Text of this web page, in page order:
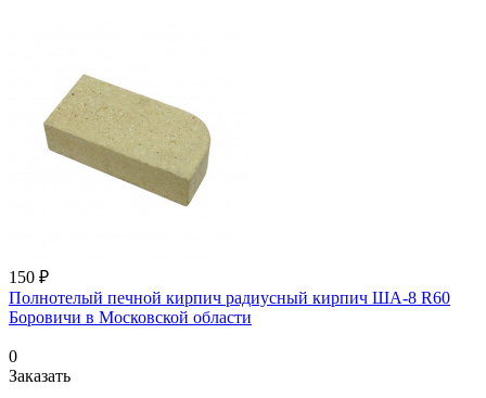
150 ₽
Полнотелый печной кирпич радиусный кирпич ША-8 R60
Боровичи в Московской области
0
Заказать